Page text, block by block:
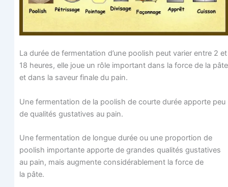
La durée de fer­men­ta­tion d’une poo­lish peut varier entre 2 et
18 heures, elle joue un rôle impor­tant dans la force de la pâte
et dans la saveur finale du pain.
Une fer­men­ta­tion de la poo­lish de courte durée apporte peu
de qua­li­tés gus­ta­tives au pain.
Une fer­men­ta­tion de longue durée ou une pro­por­tion de
poo­lish impor­tante apporte de grandes qua­li­tés gus­ta­tives
au pain, mais aug­mente consi­dé­ra­ble­ment la force de
la pâte.